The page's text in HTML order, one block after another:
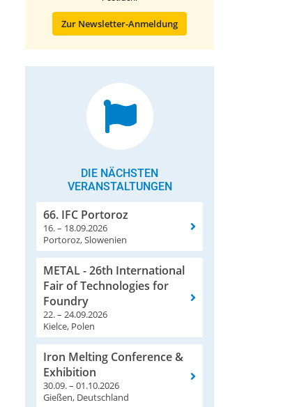
Zur Newsletter-Anmeldung
DIE NÄCHSTEN
VERANSTALTUNGEN
66. IFC Portoroz
16. – 18.09.2026
Portoroz, Slowenien
METAL - 26th International
Fair of Technologies for
Foundry
22. – 24.09.2026
Kielce, Polen
Iron Melting Conference &
Exhibition
30.09. – 01.10.2026
Gießen, Deutschland